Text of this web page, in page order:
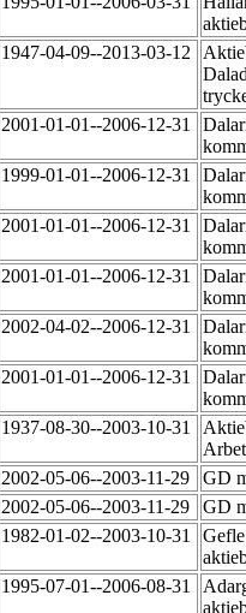
1947-04-09--2013-03-12
2001-01-01--2006-12-31
1999-01-01--2006-12-31
2001-01-01--2006-12-31
2001-01-01--2006-12-31
2002-04-02--2006-12-31
2001-01-01--2006-12-31
1937-08-30--2003-10-31
2002-05-06--2003-11-29
GD
2002-05-06--2003-11-29
GD
1982-01-02--2003-10-31
1995-07-01--2006-08-31